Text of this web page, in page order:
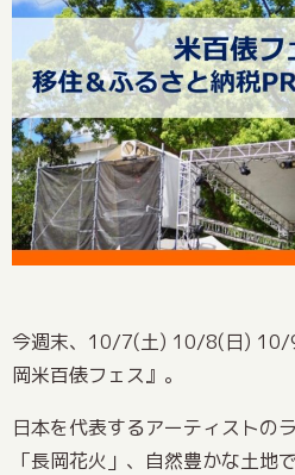
今週末、10/7(土) 10/8(日) 10/
岡米百俵フェス』。
日本を代表するアーティストの
「長岡花火」、自然豊かな土地